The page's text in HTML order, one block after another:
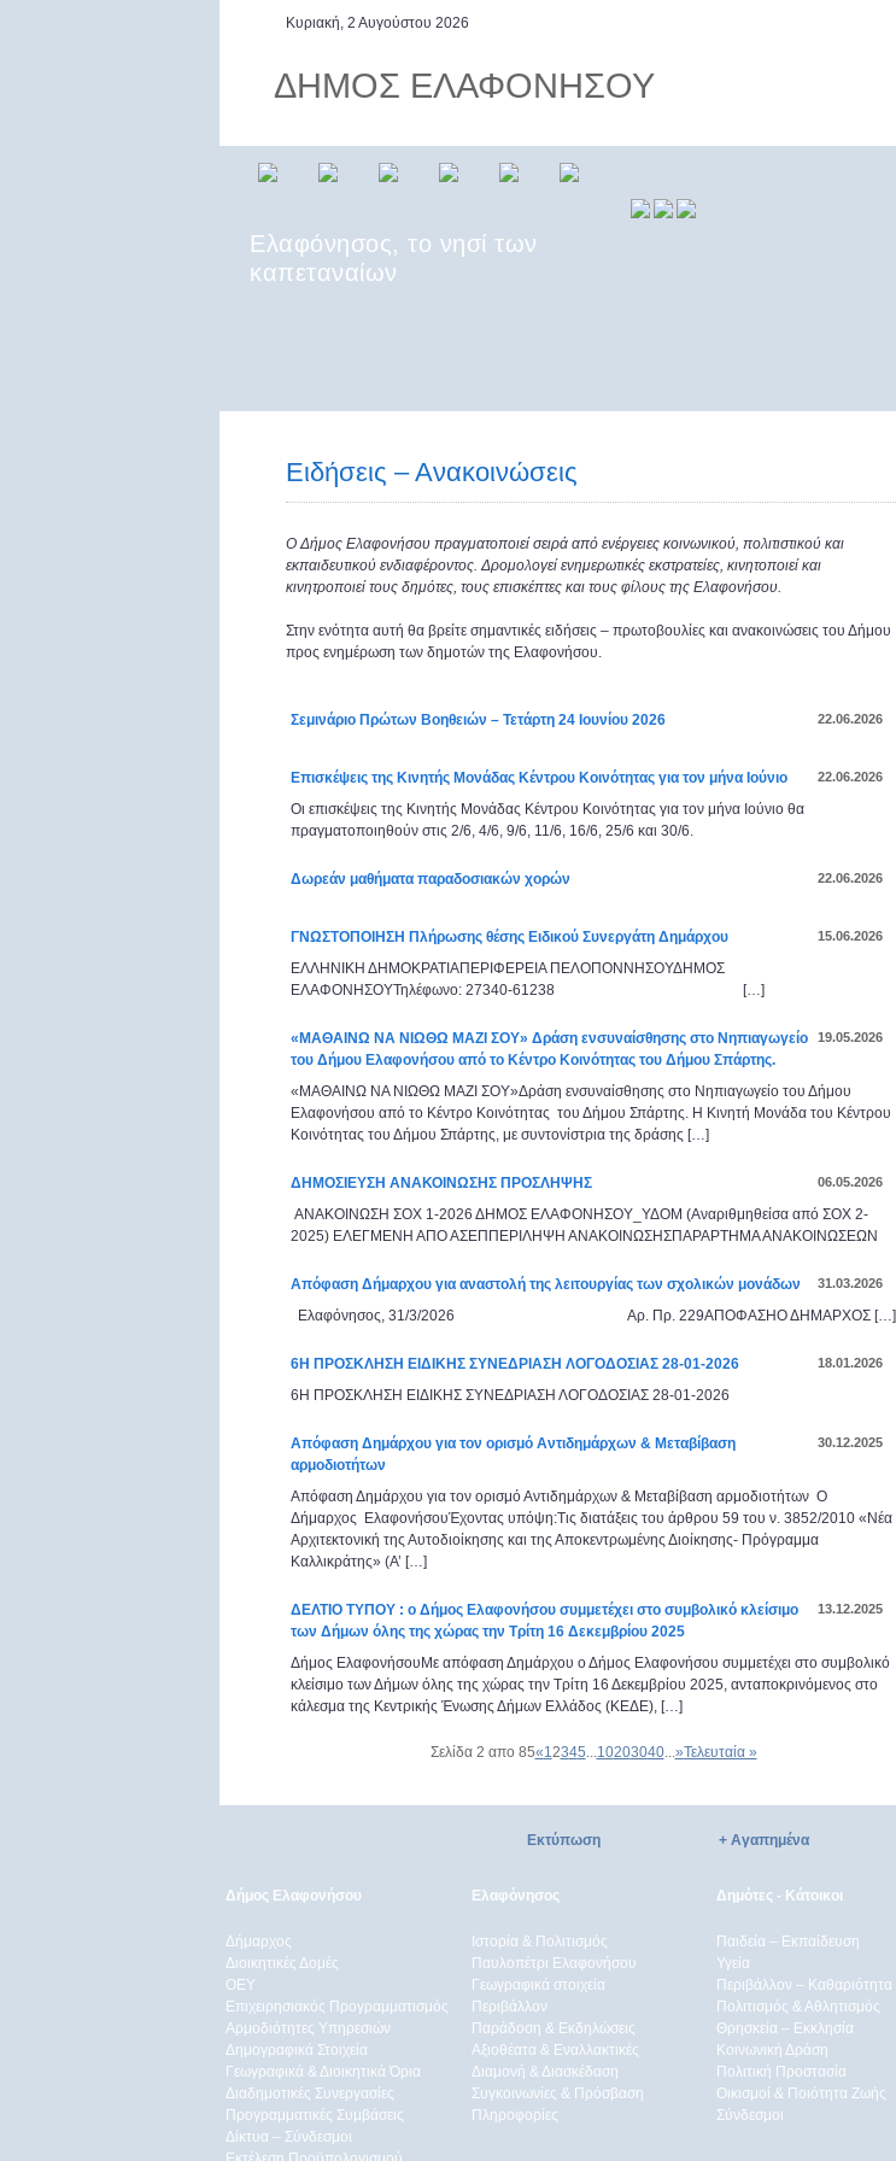
Κυριακή, 2 Αυγούστου 2026
ΔΗΜΟΣ ΕΛΑΦΟΝΗΣΟΥ
Ελαφόνησος, το νησί των
καπεταναίων
νοτιοανατολικό άκρο της
Πελοποννήσου
Ελαφόνησος, το μοναδικό νησί
και επενδυτικός προορισμός
τόπος μόνιμης κατοικίας
Ειδήσεις – Ανακοινώσεις
Ο Δήμος Ελαφονήσου πραγματοποιεί σειρά από ενέργειες κοινωνικού, πολιτιστικού και
εκπαιδευτικού ενδιαφέροντος. Δρομολογεί ενημερωτικές εκστρατείες, κινητοποιεί και
κινητροποιεί τους δημότες, τους επισκέπτες και τους φίλους της Ελαφονήσου.
Στην ενότητα αυτή θα βρείτε σημαντικές ειδήσεις – πρωτοβουλίες και ανακοινώσεις του Δήμου
προς ενημέρωση των δημοτών της Ελαφονήσου.
Σεμινάριο Πρώτων Βοηθειών – Τετάρτη 24 Ιουνίου 2026 22.06.2026
Επισκέψεις της Κινητής Μονάδας Κέντρου Κοινότητας για τον μήνα Ιούνιο 22.06.2026
Οι επισκέψεις της Κινητής Μονάδας Κέντρου Κοινότητας για τον μήνα Ιούνιο θα
πραγματοποιηθούν στις 2/6, 4/6, 9/6, 11/6, 16/6, 25/6 και 30/6.
Δωρεάν μαθήματα παραδοσιακών χορών 22.06.2026
ΓΝΩΣΤΟΠΟΙΗΣΗ Πλήρωσης θέσης Ειδικού Συνεργάτη Δημάρχου 15.06.2026
ΕΛΛΗΝΙΚΗ ΔΗΜΟΚΡΑΤΙΑΠΕΡΙΦΕΡΕΙΑ ΠΕΛΟΠΟΝΝΗΣΟΥΔΗΜΟΣ
ΕΛΑΦΟΝΗΣΟΥΤηλέφωνο: 27340-61238 […]
«ΜΑΘΑΙΝΩ ΝΑ ΝΙΩΘΩ ΜΑΖΙ ΣΟΥ» Δράση ενσυναίσθησης στο Νηπιαγωγείο
του Δήμου Ελαφονήσου από το Κέντρο Κοινότητας του Δήμου Σπάρτης.
19.05.2026
«ΜΑΘΑΙΝΩ ΝΑ ΝΙΩΘΩ ΜΑΖΙ ΣΟΥ»Δράση ενσυναίσθησης στο Νηπιαγωγείο του Δήμου
Ελαφονήσου από το Κέντρο Κοινότητας του Δήμου Σπάρτης. Η Κινητή Μονάδα του Κέντρου
Κοινότητας του Δήμου Σπάρτης, με συντονίστρια της δράσης […]
ΔΗΜΟΣΙΕΥΣΗ ΑΝΑΚΟΙΝΩΣΗΣ ΠΡΟΣΛΗΨΗΣ 06.05.2026
ΑΝΑΚΟΙΝΩΣΗ ΣΟΧ 1-2026 ΔΗΜΟΣ ΕΛΑΦΟΝΗΣΟΥ_ΥΔΟΜ (Αναριθμηθείσα από ΣΟΧ 2-
2025) ΕΛΕΓΜΕΝΗ ΑΠΟ ΑΣΕΠΠΕΡΙΛΗΨΗ ΑΝΑΚΟΙΝΩΣΗΣΠΑΡΑΡΤΗΜΑ ΑΝΑΚΟΙΝΩΣΕΩΝ
Απόφαση Δήμαρχου για αναστολή της λειτουργίας των σχολικών μονάδων 31.03.2026
Ελαφόνησος, 31/3/2026 Αρ. Πρ. 229ΑΠΟΦΑΣΗΟ ΔΗΜΑΡΧΟΣ […]
6Η ΠΡΟΣΚΛΗΣΗ ΕΙΔΙΚΗΣ ΣΥΝΕΔΡΙΑΣΗ ΛΟΓΟΔΟΣΙΑΣ 28-01-2026 18.01.2026
6Η ΠΡΟΣΚΛΗΣΗ ΕΙΔΙΚΗΣ ΣΥΝΕΔΡΙΑΣΗ ΛΟΓΟΔΟΣΙΑΣ 28-01-2026
Απόφαση Δημάρχου για τον ορισμό Αντιδημάρχων & Μεταβίβαση
αρμοδιοτήτων
30.12.2025
Απόφαση Δημάρχου για τον ορισμό Αντιδημάρχων & Μεταβίβαση αρμοδιοτήτων Ο
Δήμαρχος ΕλαφονήσουΈχοντας υπόψη:Τις διατάξεις του άρθρου 59 του ν. 3852/2010 «Νέα
Αρχιτεκτονική της Αυτοδιοίκησης και της Αποκεντρωμένης Διοίκησης- Πρόγραμμα
Καλλικράτης» (Α’ […]
ΔΕΛΤΙΟ ΤΥΠΟΥ : ο Δήμος Ελαφονήσου συμμετέχει στο συμβολικό κλείσιμο
των Δήμων όλης της χώρας την Τρίτη 16 Δεκεμβρίου 2025
13.12.2025
Δήμος ΕλαφονήσουΜε απόφαση Δημάρχου ο Δήμος Ελαφονήσου συμμετέχει στο συμβολικό
κλείσιμο των Δήμων όλης της χώρας την Τρίτη 16 Δεκεμβρίου 2025, ανταποκρινόμενος στο
κάλεσμα της Κεντρικής Ένωσης Δήμων Ελλάδος (ΚΕΔΕ), […]
Σελίδα 2 απο 85«12345...10203040...»Τελευταία »
Εκτύπωση + Αγαπημένα
Δήμος Ελαφονήσου
Δήμαρχος
Διοικητικές Δομές
ΟEΥ
Επιχειρησιακός Προγραμματισμός
Αρμοδιότητες Υπηρεσιών
Δημογραφικά Στοιχεία
Γεωγραφικά & Διοικητικά Όρια
Διαδημοτικές Συνεργασίες
Προγραμματικές Συμβάσεις
Δίκτυα – Σύνδεσμοι
Ελαφόνησος
Ιστορία & Πολιτισμός
Παυλοπέτρι Ελαφονήσου
Γεωγραφικά στοιχεία
Περιβάλλον
Παράδοση & Εκδηλώσεις
Αξιοθέατα & Eναλλακτικές
Διαμονή & Διασκέδαση
Συγκοινωνίες & Πρόσβαση
Πληροφορίες
Δημότες - Κάτοικοι
Παιδεία – Εκπαίδευση
Υγεία
Περιβάλλον – Καθαριότητα
Πολιτισμός & Αθλητισμός
Θρησκεία – Εκκλησία
Κοινωνική Δράση
Πολιτική Προστασία
Οικισμοί & Ποιότητα Ζωής
Σύνδεσμοι